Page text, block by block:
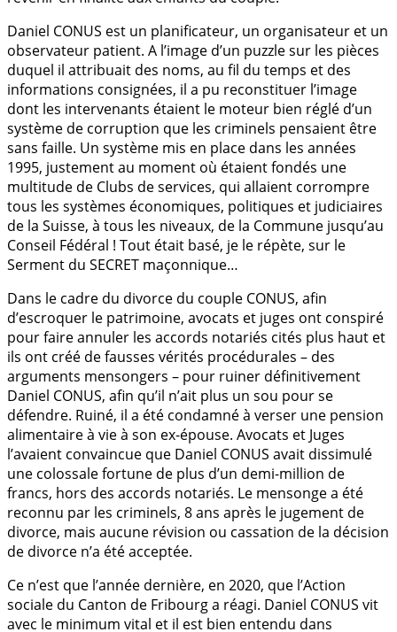
Daniel CONUS est un planificateur, un organisateur et un
observateur patient. A l’image d’un puzzle sur les pièces
duquel il attribuait des noms, au fil du temps et des
informations consignées, il a pu reconstituer l’image
dont les intervenants étaient le moteur bien réglé d’un
système de corruption que les criminels pensaient être
sans faille. Un système mis en place dans les années
1995, justement au moment où étaient fondés une
multitude de Clubs de services, qui allaient corrompre
tous les systèmes économiques, politiques et judiciaires
de la Suisse, à tous les niveaux, de la Commune jusqu’au
Conseil Fédéral ! Tout était basé, je le répète, sur le
Serment du SECRET maçonnique…
Dans le cadre du divorce du couple CONUS, afin
d’escroquer le patrimoine, avocats et juges ont conspiré
pour faire annuler les accords notariés cités plus haut et
ils ont créé de fausses vérités procédurales – des
arguments mensongers – pour ruiner définitivement
Daniel CONUS, afin qu’il n’ait plus un sou pour se
défendre. Ruiné, il a été condamné à verser une pension
alimentaire à vie à son ex-épouse. Avocats et Juges
l’avaient convaincue que Daniel CONUS avait dissimulé
une colossale fortune de plus d’un demi-million de
francs, hors des accords notariés. Le mensonge a été
reconnu par les criminels, 8 ans après le jugement de
divorce, mais aucune révision ou cassation de la décision
de divorce n’a été acceptée.
Ce n’est que l’année dernière, en 2020, que l’Action
sociale du Canton de Fribourg a réagi. Daniel CONUS vit
avec le minimum vital et il est bien entendu dans